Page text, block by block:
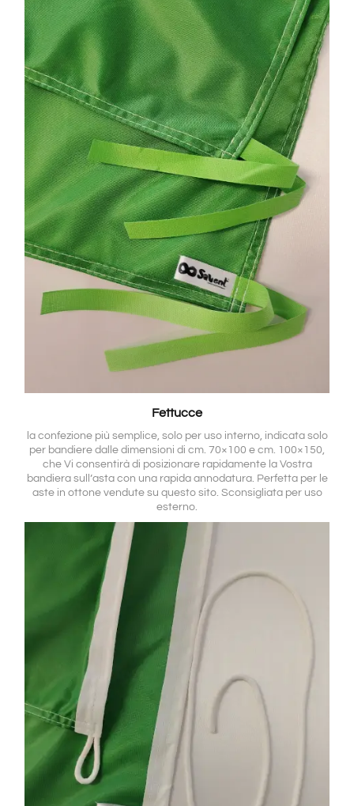
Fettucce
la confezione più semplice, solo per uso interno, indicata solo
per bandiere dalle dimensioni di cm. 70×100 e cm. 100×150,
che Vi consentirà di posizionare rapidamente la Vostra
bandiera sull’asta con una rapida annodatura. Perfetta per le
aste in ottone vendute su questo sito. Sconsigliata per uso
esterno.